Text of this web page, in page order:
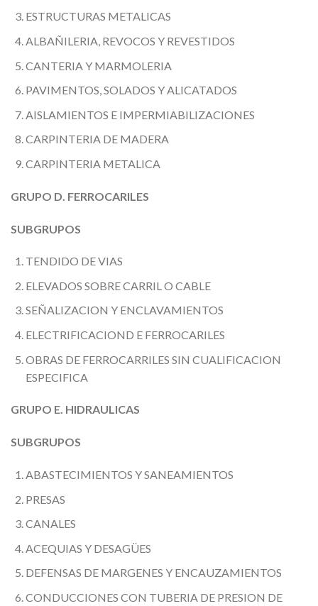
ESTRUCTURAS METALICAS
ALBAÑILERIA, REVOCOS Y REVESTIDOS
CANTERIA Y MARMOLERIA
PAVIMENTOS, SOLADOS Y ALICATADOS
AISLAMIENTOS E IMPERMIABILIZACIONES
CARPINTERIA DE MADERA
CARPINTERIA METALICA
GRUPO D. FERROCARILES
SUBGRUPOS
TENDIDO DE VIAS
ELEVADOS SOBRE CARRIL O CABLE
SEÑALIZACION Y ENCLAVAMIENTOS
ELECTRIFICACIOND E FERROCARILES
OBRAS DE FERROCARRILES SIN CUALIFICACION
ESPECIFICA
GRUPO E. HIDRAULICAS
SUBGRUPOS
ABASTECIMIENTOS Y SANEAMIENTOS
PRESAS
CANALES
ACEQUIAS Y DESAGÜES
DEFENSAS DE MARGENES Y ENCAUZAMIENTOS
CONDUCCIONES CON TUBERIA DE PRESION DE